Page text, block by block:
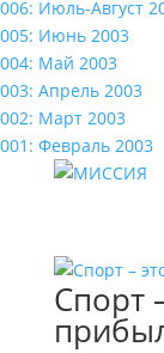
006: Июль-Август
005: Июнь 2003
004: Май 2003
003: Апрель 2003
002: Март 2003
001: Февраль 2003
Спорт